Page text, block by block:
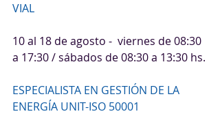
VIAL
10 al 18 de agosto -  viernes de 08:30
a 17:30 / sábados de 08:30 a 13:30 hs.
ESPECIALISTA EN GESTIÓN DE LA
ENERGÍA UNIT-ISO 50001